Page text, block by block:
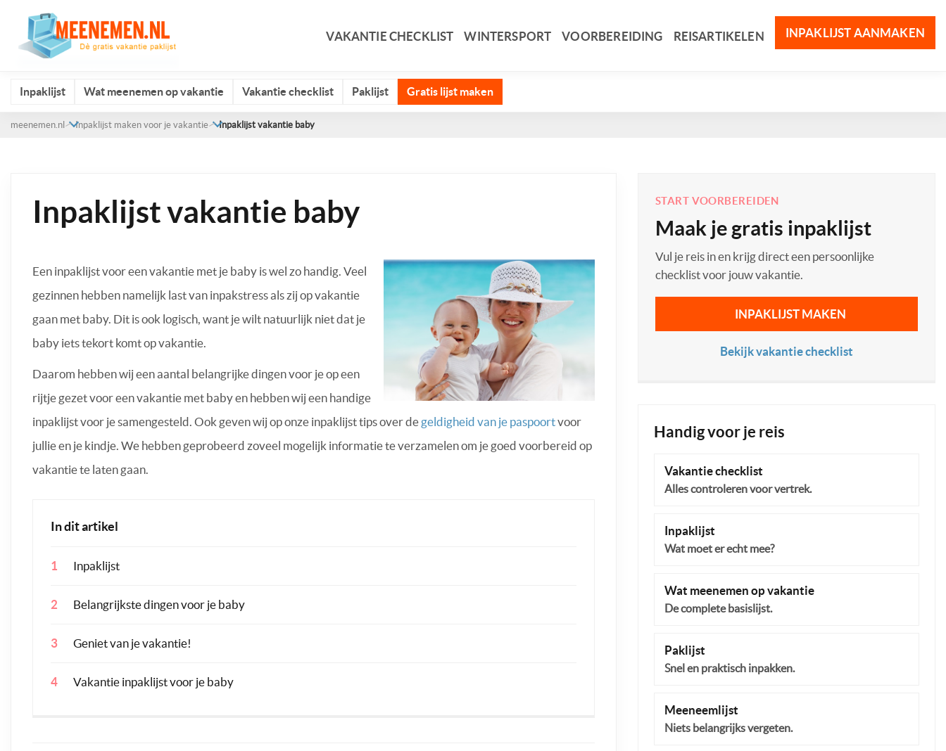
VAKANTIE CHECKLIST WINTERSPORT VOORBEREIDING REISARTIKELEN INPAKLIJST AANMAKEN
Inpaklijst Wat meenemen op vakantie Vakantie checklist Paklijst Gratis lijst maken
meenemen.nl Inpaklijst maken voor je vakantie Inpaklijst vakantie baby
Inpaklijst vakantie baby
Een inpaklijst voor een vakantie met je baby is wel zo handig. Veel
gezinnen hebben namelijk last van inpakstress als zij op vakantie
gaan met baby. Dit is ook logisch, want je wilt natuurlijk niet dat je
baby iets tekort komt op vakantie.
Daarom hebben wij een aantal belangrijke dingen voor je op een
rijtje gezet voor een vakantie met baby en hebben wij een handige
inpaklijst voor je samengesteld. Ook geven wij op onze inpaklijst tips over de geldigheid van je paspoortvoor
jullie en je kindje. We hebben geprobeerd zoveel mogelijk informatie te verzamelen om je goed voorbereid op
vakantie te laten gaan.
In dit artikel
Inpaklijst
Belangrijkste dingen voor je baby
Geniet van je vakantie!
Vakantie inpaklijst voor je baby
START VOORBEREIDEN
Maak je gratis inpaklijst
Vul je reis in en krijg direct een persoonlijke
checklist voor jouw vakantie.
INPAKLIJST MAKEN
Bekijk vakantie checklist
Handig voor je reis
Vakantie checklist
Alles controleren voor vertrek.
Inpaklijst
Wat moet er echt mee?
Wat meenemen op vakantie
De complete basislijst.
Paklijst
Snel en praktisch inpakken.
Meeneemlijst
Niets belangrijks vergeten.